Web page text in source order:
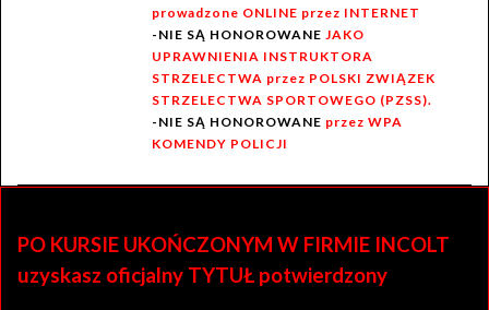
prowadzone ONLINE przez INTERNET
-NIE SĄ HONOROWANE JAKO
UPRAWNIENIA INSTRUKTORA
STRZELECTWA przez POLSKI ZWIĄZEK
STRZELECTWA SPORTOWEGO (PZSS).
-NIE SĄ HONOROWANE przez WPA
KOMENDY POLICJI
PO KURSIE UKOŃCZONYM W FIRMIE INCOLT
uzyskasz oficjalny TYTUŁ potwierdzony